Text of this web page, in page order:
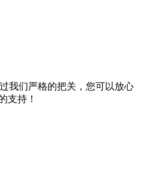
我们严格的把关，您可以放心
支持！